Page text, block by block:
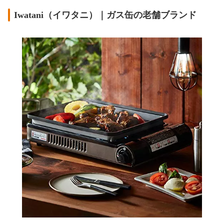
Iwatani（イワタニ）｜ガス缶の老舗ブランド